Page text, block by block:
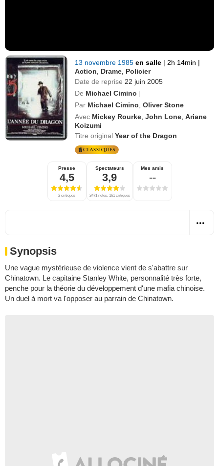
13 novembre 1985en salle | 2h 14min |
Action
Drame Policier
Date de reprise 22 juin 2005
De Michael Cimino |
Par Michael Cimino ,Oliver Stone
Avec Mickey Rourke ,John Lone ,Ariane
Koizumi
Titre originalYear of the Dragon
Presse
4,5
2 critiques
Spectateurs
3,9
2471 notes, 161 critiques
Mes amis
--
Synopsis
Une vague mystérieuse de violence vient de s'abattre sur
Chinatown. Le capitaine Stanley White, personnalité très forte,
penche pour la théorie du développement d'une mafia chinoise.
Un duel à mort va l'opposer au parrain de Chinatown.